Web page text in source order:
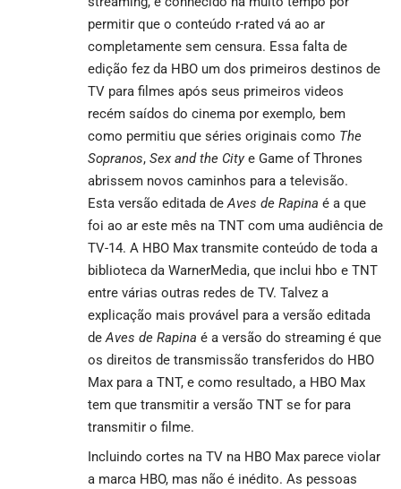
permitir que o conteúdo r-rated vá ao ar
completamente sem censura. Essa falta de
edição fez da HBO um dos primeiros destinos de
TV para filmes após seus primeiros videos
recém saídos do cinema por exemplo, bem
como permitiu que séries originais como The
Sopranos, Sex and the Citye Game of Thrones
abrissem novos caminhos para a televisão.
Esta versão editada deAves de Rapina é a que
foi ao ar este mês na TNT com uma audiência de
TV-14. A HBO Max transmite conteúdo de toda a
biblioteca da WarnerMedia, que inclui hbo e TNT
entre várias outras redes de TV. Talvez a
explicação mais provável para a versão editada
deAves de Rapina é a versão do streaming é que
os direitos de transmissão transferidos do HBO
Max para a TNT, e como resultado, a HBO Max
tem que transmitir a versão TNT se for para
transmitir o filme.
Incluindo cortes na TV na HBO Max parece violar
a marca HBO, mas não é inédito. As pessoas